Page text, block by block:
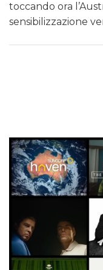
toccando ora
sensibilizzazione